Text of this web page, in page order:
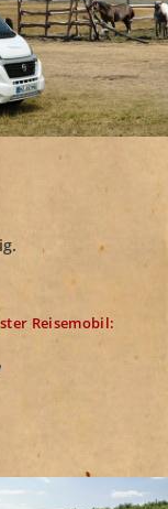
Reisemobil: